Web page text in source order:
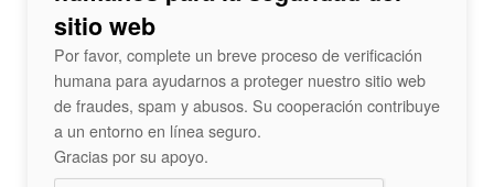
sitio web
Por favor, complete un breve proceso de verificación
humana para ayudarnos a proteger nuestro sitio web
de fraudes, spam y abusos. Su cooperación contribuye
a un entorno en línea seguro.
Gracias por su apoyo.